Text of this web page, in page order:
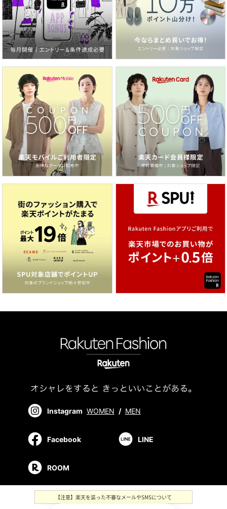
Instagram WOMEN / MEN
Facebook LINE
ROOM
【注意】楽天を装った不審なメールやSMSについて